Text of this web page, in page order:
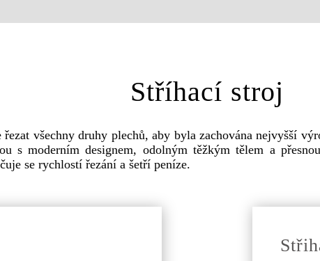
Stříhací stroj
všechny druhy plechů, aby byla zachována nejvyšší
s moderním designem, odolným těžkým tělem a
se rychlostí řezání a šetří peníze.